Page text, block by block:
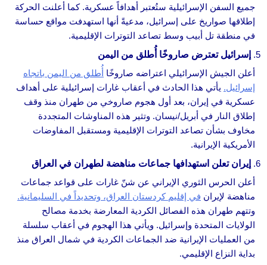
جميع السفن الإسرائيلية ستُعتبر أهدافاً عسكرية. كما أعلنت الحركة
إطلاقها صواريخ على إسرائيل، مدعيةً أنها استهدفت مواقع حساسة
في منطقة تل أبيب وسط تصاعد التوترات الإقليمية.
إسرائيل تعترض صاروخًا أُطلق من اليمن
أعلن الجيش الإسرائيلي اعتراضه صاروخًا أُطلق من اليمن باتجاه
إسرائيل. يأتي هذا الحادث في أعقاب غارات إسرائيلية على أهداف
عسكرية في إيران، بعد أول هجوم صاروخي من طهران منذ وقف
إطلاق النار في أبريل/نيسان. وتثير هذه المناوشات المتجددة
مخاوف بشأن تصاعد التوترات الإقليمية ومستقبل المفاوضات
الأمريكية الإيرانية.
إيران تعلن استهدافها جماعات مناهضة لطهران في العراق
أعلن الحرس الثوري الإيراني عن شنّ غارات على قواعد جماعات
مناهضة لإيران في إقليم كردستان العراق، وتحديداً في السليمانية.
وتتهم طهران هذه الفصائل الكردية المعارضة بخدمة مصالح
الولايات المتحدة وإسرائيل. ويأتي هذا الهجوم في أعقاب سلسلة
من العمليات الإيرانية ضد الجماعات الكردية في شمال العراق منذ
بداية النزاع الإقليمي.